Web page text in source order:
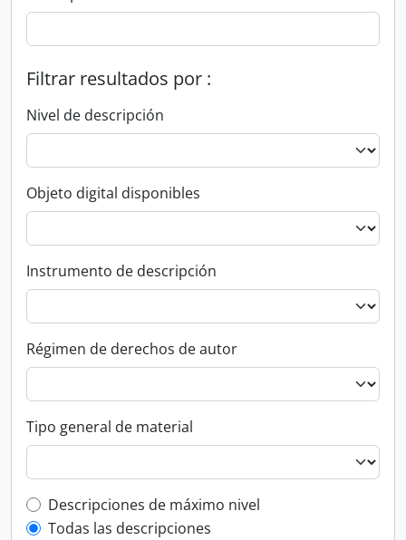
Filtrar resultados por :
Nivel de descripción
Objeto digital disponibles
Instrumento de descripción
Régimen de derechos de autor
Tipo general de material
Top-level description filter
Descripciones de máximo nivel
Todas las descripciones